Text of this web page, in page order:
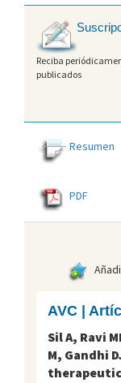
Reciba
publicados
Resumen
PDF
AVC |
Sil A, Ravi
M, Gandhi